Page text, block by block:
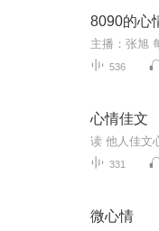
8090的心
主播：张旭
536
心情佳文
331
微心情